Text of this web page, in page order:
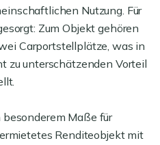
Nutzung. Für
Zum Objekt gehören
Carportstellplätze, was in
zu unterschätzenden Vorteil
Maße für
Renditeobjekt mit